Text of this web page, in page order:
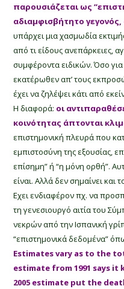
παρουσιάζεται ως
αδιαμφισβήτητο
υπάρχει μια χασμωδία
από τι είδους ανεπάρκειες,
συμφέροντα ειδικών. Όσο
εκατέρωθεν απ’ τους
έχει να ζηλέψει κάτι από
Η διαφορά: οι
κοινότητας άπτονται
επιστημονική πλευρά που
εμπιστοσύνη της εξουσίας,
επίσημη” ή “η μόνη ορθή”.
είναι. Αλλά δεν σημαίνει και
Εχει ενδιαφέρον πχ. να
τη γενεσιουργό αιτία του
νεκρών από την Ισπανική
“επιστημονικά δεδομένα”
Estimates vary as to the
estimate from 1991 says it
2005 estimate put the